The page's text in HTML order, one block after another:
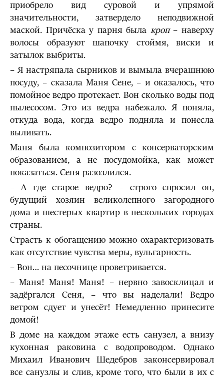
приобрело вид суровой и упрямой
значительности, затвердело неподвижной
маской. Причёска у парня была кроп– наверху
волосы образуют шапочку стоймя, виски и
затылок выбриты.
– Я настряпала сырников и вымыла вчерашнюю
посуду, – сказала Маня Сене, – и оказалось, что
помойное ведро протекает. Вон сколько воды под
пылесосом. Это из ведра набежало. Я поняла,
откуда вода, когда ведро подняла и понесла
выливать.
Маня была композитором с консерваторским
образованием, а не посудомойка, как может
показаться. Сеня разозлился.
– А где старое ведро? – строго спросил он,
будущий хозяин великолепного загородного
дома и шестерых квартир в нескольких городах
страны.
Страсть к обогащению можно охарактеризовать
как отсутствие чувства меры, вульгарность.
– Вон… на песочнице проветривается.
– Маня! Маня! Маня! – нервно завосклицал и
задёргался Сеня, – что вы наделали! Ведро
ветром сдует и унесёт! Немедленно принесите
домой!
В доме на каждом этаже есть санузел, а внизу
кухонная раковина с водопроводом. Однако
Михаил Иванович Шедебров законсервировал
все санузлы и слив, кроме того, что были в их с